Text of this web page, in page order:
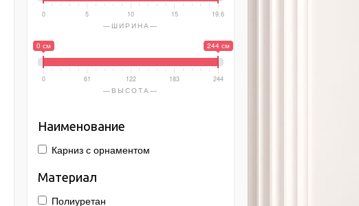
0 5 10 15 19.6
ШИРИНА
0 см 244 см
0 61 122 183 244
ВЫСОТА
Наименование
Карниз с орнаментом
Материал
Полиуретан